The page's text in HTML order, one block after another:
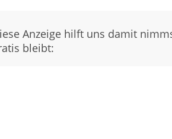
Anzeige hilft uns damit
bleibt: